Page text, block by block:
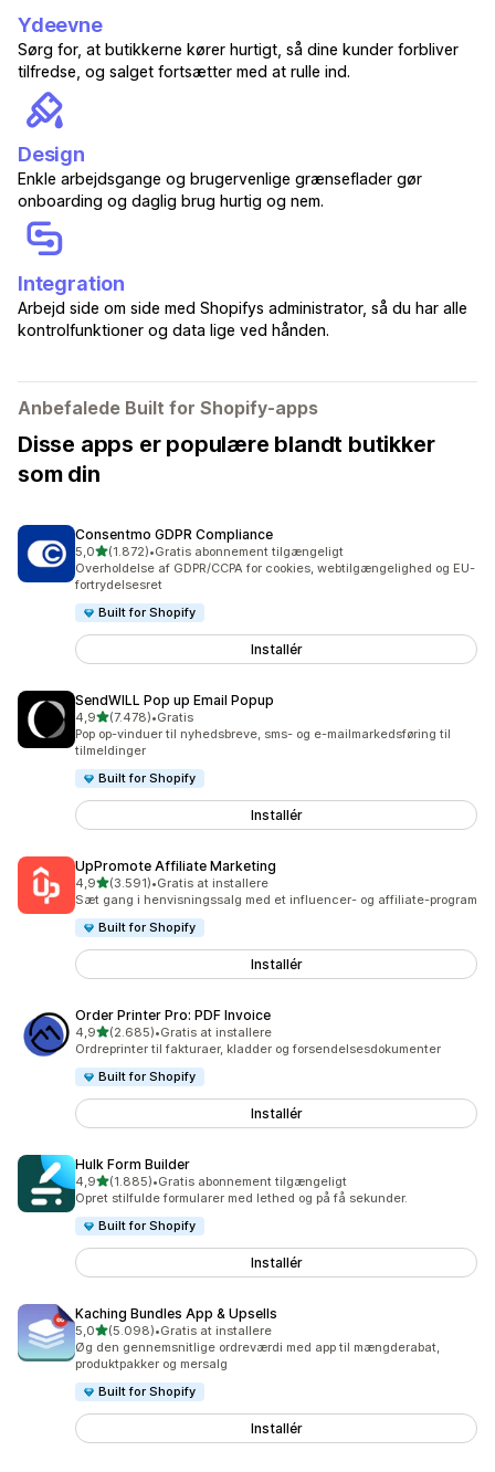
Ydeevne
Sørg for, at butikkerne kører hurtigt, så dine kunder forbliver
tilfredse, og salget fortsætter med at rulle ind.
Design
Enkle arbejdsgange og brugervenlige grænseflader gør
onboarding og daglig brug hurtig og nem.
Integration
Arbejd side om side med Shopifys administrator, så du har alle
kontrolfunktioner og data lige ved hånden.
Anbefalede Built for Shopify-apps
Disse apps er populære blandt butikker
som din
Consentmo GDPR Compliance
5,0ud af 5 stjerner
(1.872)
1872 anmeldelser i alt
•Gratis abonnement tilgængeligt
Overholdelse af GDPR/CCPA for cookies, webtilgængelighed og EU-
fortrydelsesret
Built for Shopify
Installér
SendWILL Pop up Email Popup
4,9ud af 5 stjerner
(7.478)
7478 anmeldelser i alt
•Gratis
Pop op-vinduer til nyhedsbreve, sms- og e-mailmarkedsføring til
tilmeldinger
Built for Shopify
Installér
UpPromote Affiliate Marketing
4,9ud af 5 stjerner
(3.591)
3591 anmeldelser i alt
•Gratis at installere
Sæt gang i henvisningssalg med et influencer- og affiliate-program
Built for Shopify
Installér
Order Printer Pro: PDF Invoice
4,9ud af 5 stjerner
(2.685)
2685 anmeldelser i alt
•Gratis at installere
Ordreprinter til fakturaer, kladder og forsendelsesdokumenter
Built for Shopify
Installér
Hulk Form Builder
4,9ud af 5 stjerner
(1.885)
1885 anmeldelser i alt
•Gratis abonnement tilgængeligt
Opret stilfulde formularer med lethed og på få sekunder.
Built for Shopify
Installér
Kaching Bundles App & Upsells
5,0ud af 5 stjerner
(5.098)
5098 anmeldelser i alt
•Gratis at installere
Øg den gennemsnitlige ordreværdi med app til mængderabat,
produktpakker og mersalg
Built for Shopify
Installér